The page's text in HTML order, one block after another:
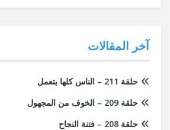
آخر المقالات
حلقة 211 – الناس كلها بتعمل
حلقة 209 – الخوف من المجهول
حلقة 208 – فتنة النجاح